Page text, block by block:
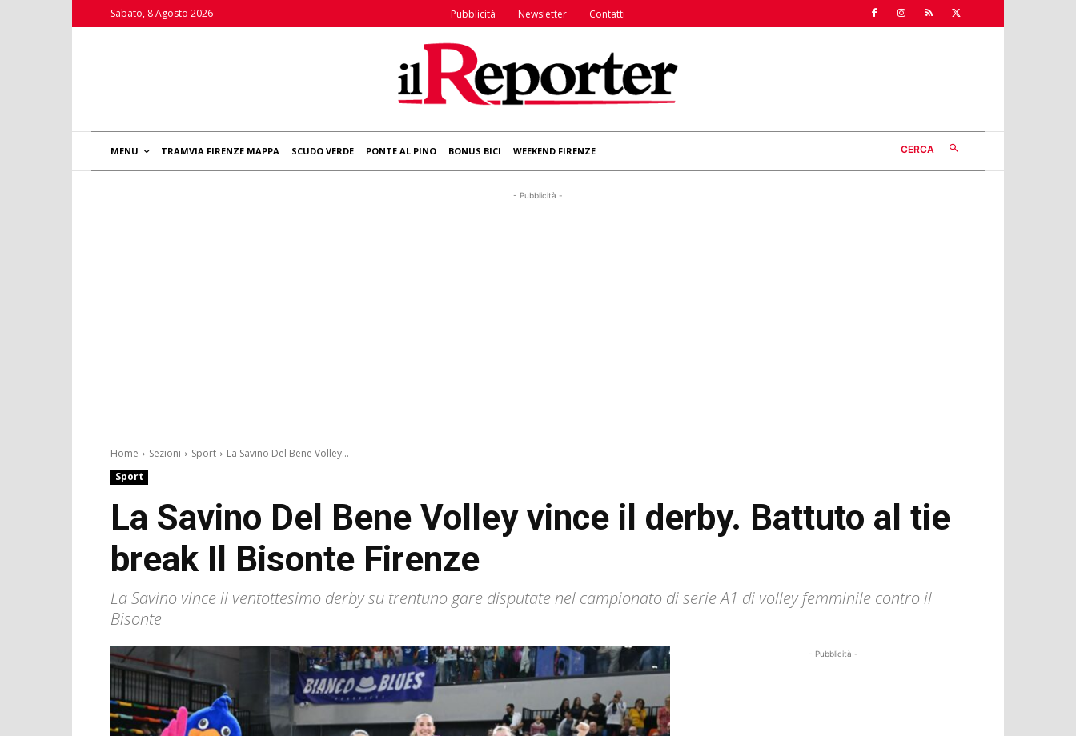
Sabato, 8 Agosto 2026 Pubblicità Newsletter Contatti
MENU TRAMVIA FIRENZE MAPPA SCUDO VERDE PONTE AL PINO BONUS BICI WEEKEND FIRENZE CERCA
- Pubblicità -
Home Sezioni Sport
La Savino Del Bene Volley...
Sport
La Savino Del Bene Volley vince il derby. Battuto al tie
break Il Bisonte Firenze
La Savino vince il ventottesimo derby su trentuno gare disputate nel campionato di serie A1 di volley femminile contro il
Bisonte
- Pubblicità -